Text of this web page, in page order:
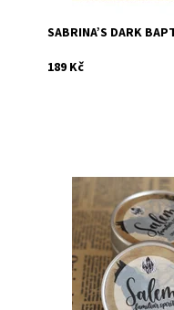
SABRINA’S DARK
189 Kč
Tato svíčka je
počtu tří kusů.
tóny kašmíru.
Dostupnost:
PRO
Kód:
1937